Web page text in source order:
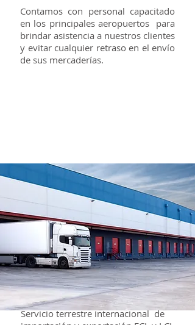
Contamos con personal capacitado
en los principales aeropuertos para
brindar asistencia a nuestros clientes
y evitar cualquier retraso en el envío
de sus mercaderías.
Servicio terrestre internacional de